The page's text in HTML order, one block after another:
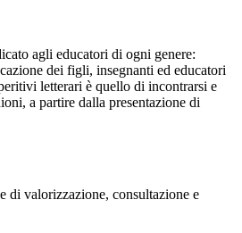
agli educatori di ogni genere:
dei figli, insegnanti ed educatori
letterari è quello di incontrarsi e
a partire dalla presentazione di
di valorizzazione, consultazione e